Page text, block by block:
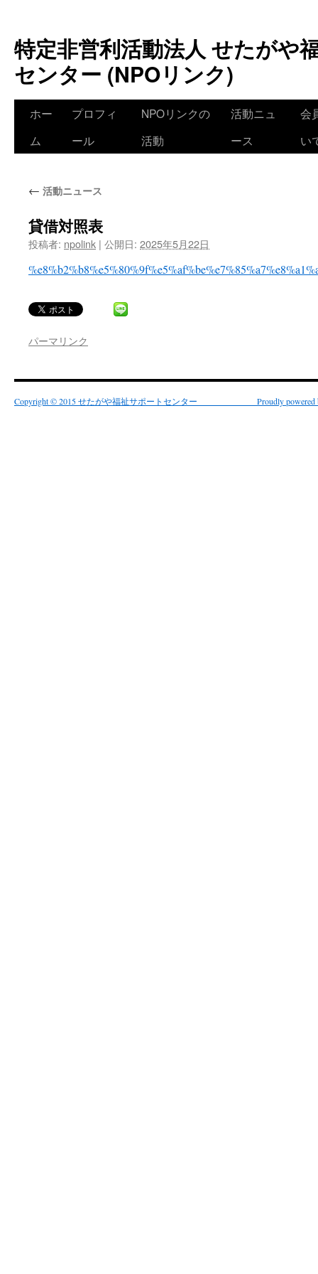
特定非営利活動法人 せたがや
センター (NPOリンク)
ホー
ム
プロフィ
ール
NPOリンクの
活動
活動ニュ
ース
会
い
← 活動ニュース
貸借対照表
投稿者: npolink | 公開日: 2025年5月22日
パーマリンク
Copyright © 2015 せたがや福祉サポートセンター Proudly powered by